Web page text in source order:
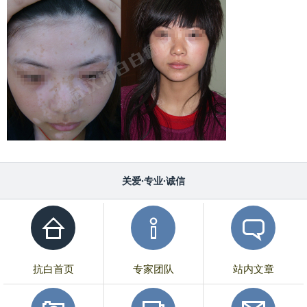
关爱·专业·诚信
抗白首页 专家团队 站内文章